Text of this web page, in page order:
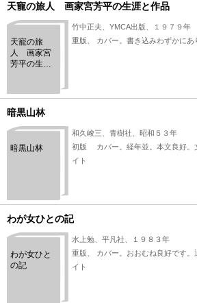
天寵の旅人 画家宮芳平の生涯と作品
天寵の旅
人 画家宮
芳平の生涯
竹中正夫、YMCA出版、１９７９年
重版、 カバー。書き込みわずかに
暗黒山林
暗黒山林
和久峻三、青樹社、昭和５３年
初版 カバー。経年並。本文良好。
イト
わが女ひとの記
わが女ひと
の記
水上勉、平凡社、１９８３年
重版、 カバー。おおむね良好です。
イト